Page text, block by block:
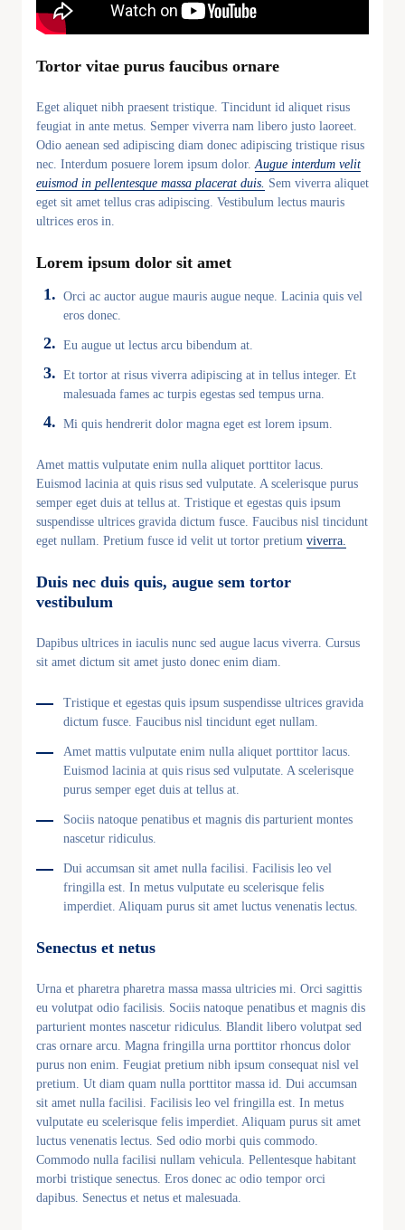
Tortor vitae purus faucibus ornare
Eget aliquet nibh praesent tristique. Tincidunt id aliquet risus
feugiat in ante metus. Semper viverra nam libero justo laoreet.
Odio aenean sed adipiscing diam donec adipiscing tristique risus
nec. Interdum posuere lorem ipsum dolor. Augue interdum velit
euismod in pellentesque massa placerat duis. Sem viverra aliquet
eget sit amet tellus cras adipiscing. Vestibulum lectus mauris
ultrices eros in.
Lorem ipsum dolor sit amet
Orci ac auctor augue mauris augue neque. Lacinia quis vel
eros donec.
Eu augue ut lectus arcu bibendum at.
Et tortor at risus viverra adipiscing at in tellus integer. Et
malesuada fames ac turpis egestas sed tempus urna.
Mi quis hendrerit dolor magna eget est lorem ipsum.
Amet mattis vulputate enim nulla aliquet porttitor lacus.
Euismod lacinia at quis risus sed vulputate. A scelerisque purus
semper eget duis at tellus at. Tristique et egestas quis ipsum
suspendisse ultrices gravida dictum fusce. Faucibus nisl tincidunt
eget nullam. Pretium fusce id velit ut tortor pretium viverra.
Duis nec duis quis, augue sem tortor
vestibulum
Dapibus ultrices in iaculis nunc sed augue lacus viverra. Cursus
sit amet dictum sit amet justo donec enim diam.
Tristique et egestas quis ipsum suspendisse ultrices gravida
dictum fusce. Faucibus nisl tincidunt eget nullam.
Amet mattis vulputate enim nulla aliquet porttitor lacus.
Euismod lacinia at quis risus sed vulputate. A scelerisque
purus semper eget duis at tellus at.
Sociis natoque penatibus et magnis dis parturient montes
nascetur ridiculus.
Dui accumsan sit amet nulla facilisi. Facilisis leo vel
fringilla est. In metus vulputate eu scelerisque felis
imperdiet. Aliquam purus sit amet luctus venenatis lectus.
Senectus et netus
Urna et pharetra pharetra massa massa ultricies mi. Orci sagittis
eu volutpat odio facilisis. Sociis natoque penatibus et magnis dis
parturient montes nascetur ridiculus. Blandit libero volutpat sed
cras ornare arcu. Magna fringilla urna porttitor rhoncus dolor
purus non enim. Feugiat pretium nibh ipsum consequat nisl vel
pretium. Ut diam quam nulla porttitor massa id. Dui accumsan
sit amet nulla facilisi. Facilisis leo vel fringilla est. In metus
vulputate eu scelerisque felis imperdiet. Aliquam purus sit amet
luctus venenatis lectus. Sed odio morbi quis commodo.
Commodo nulla facilisi nullam vehicula. Pellentesque habitant
morbi tristique senectus. Eros donec ac odio tempor orci
dapibus. Senectus et netus et malesuada.